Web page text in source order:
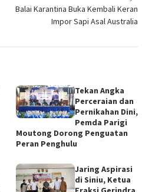
Balai Karantina Buka Kembali Keran
Impor Sapi Asal Australia
Tekan Angka
Perceraian dan
Pernikahan Dini,
Pemda Parigi
Moutong Dorong Penguatan
Peran Penghulu
Jaring Aspirasi
di Siniu, Ketua